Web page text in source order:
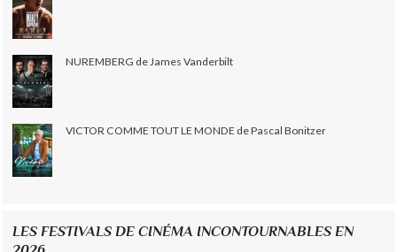
NUREMBERG de James Vanderbilt
VICTOR COMME TOUT LE MONDE de Pascal Bonitzer
LES FESTIVALS DE CINÉMA INCONTOURNABLES EN